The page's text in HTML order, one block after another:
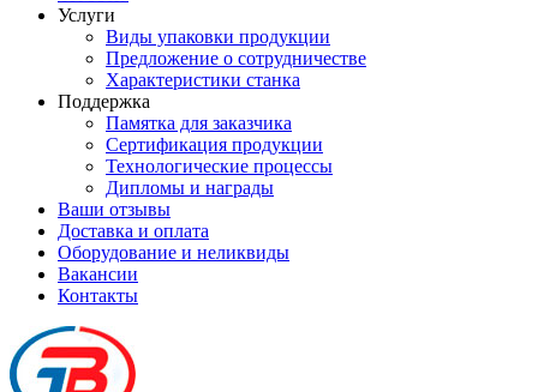
Услуги
Виды упаковки продукции
Предложение о сотрудничестве
Характеристики станка
Поддержка
Памятка для заказчика
Сертификация продукции
Технологические процессы
Дипломы и награды
Ваши отзывы
Доставка и оплата
Оборудование и неликвиды
Вакансии
Контакты